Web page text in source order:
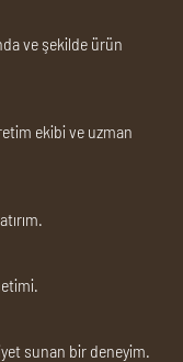
ve şekilde ürün
ekibi ve uzman
sunan bir deneyim.